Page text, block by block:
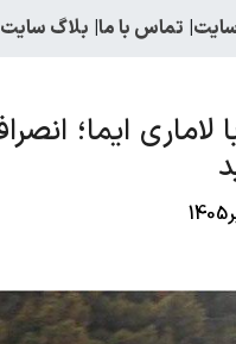
| تماس با ما| بلاگ سایت